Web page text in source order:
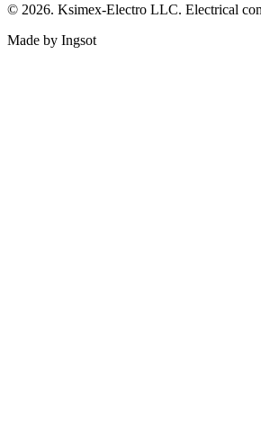
© 2026. Ksimex-Electro LLC. Electrical
Made by Ingsot